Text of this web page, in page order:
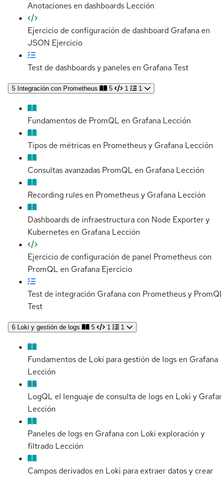
Anotaciones en dashboards Lección
Ejercicio de configuración de dashboard Grafana en
JSON Ejercicio
Test de dashboards y paneles en GrafanaTest
5 Integración con Prometheus 5 1 1
Fundamentos de PromQL en Grafana Lección
Tipos de métricas en Prometheus y Grafana Lección
Consultas avanzadas PromQL en Grafana Lección
Recording rules en Prometheus y Grafana Lección
Dashboards de infraestructura con Node Exporter y
Kubernetes en Grafana Lección
Ejercicio de configuración de panel Prometheus con
PromQL en Grafana Ejercicio
Test de integración Grafana con Prometheus y
Test
6 Loki y gestión de logs 5 1 1
Fundamentos de Loki para gestión de logs en Grafana
Lección
LogQL el lenguaje de consulta de logs en Loki y
Lección
Paneles de logs en Grafana con Loki exploración y
filtrado Lección
Campos derivados en Loki para extraer datos y crear